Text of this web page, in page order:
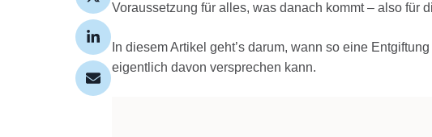
Voraussetzung für alles, was danach kommt – also für
In diesem Artikel geht’s darum, wann so eine
eigentlich davon versprechen kann.